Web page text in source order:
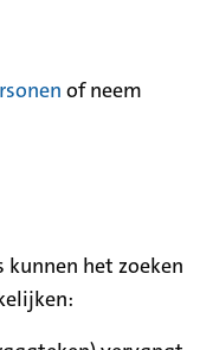
of neem
kunnen het zoeken